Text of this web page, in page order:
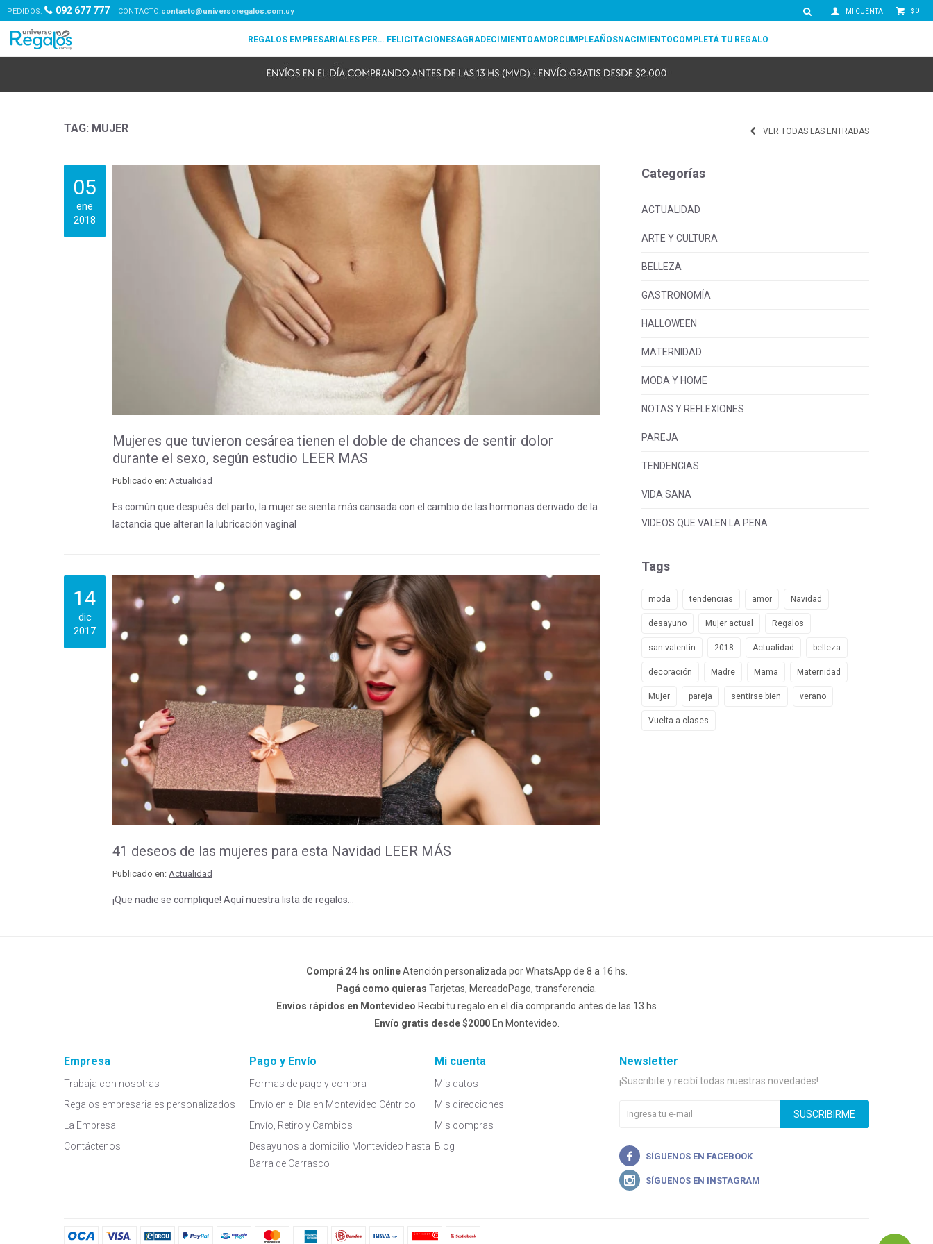
REGALOS EMPRESARIALES PERSONALIZADOS FELICITACIONESAGRADECIMIENTOAMORCUMPLEAÑOSNACIMIENTOCOMPLETÁ TU REGALO
$ 0
PEDIDOS: 092 677 777 contacto@universoregalos.com.uy
TAG: MUJER VER TODAS LAS ENTRADAS
Mujeres que tuvieron cesárea tienen el doble de chances de sentir dolor
durante el sexo, según estudio LEER MAS
05
ene
2018
Publicado en: Actualidad
Es común que después del parto, la mujer se sienta más cansada con el cambio de las hormonas derivado de la
lactancia que alteran la lubricación vaginal
41 deseos de las mujeres para esta Navidad LEER MÁS
14
dic
2017
Publicado en: Actualidad
¡Que nadie se complique! Aquí nuestra lista de regalos…
Categorías
ACTUALIDAD
ARTE Y CULTURA
BELLEZA
GASTRONOMÍA
HALLOWEEN
MATERNIDAD
MODA Y HOME
NOTAS Y REFLEXIONES
PAREJA
TENDENCIAS
VIDA SANA
VIDEOS QUE VALEN LA PENA
Tags
moda tendencias amor Navidad
desayuno Mujer actual Regalos
san valentin 2018 Actualidad belleza
decoración Madre Mama Maternidad
Mujer pareja sentirse bien verano
Vuelta a clases
Comprá 24 hs onlineAtención personalizada por WhatsApp de 8 a 16 hs.
Pagá como quieras Tarjetas, MercadoPago, transferencia.
Envíos rápidos en Montevideo Recibí tu regalo en el día comprando antes de las 13 hs
Envío gratis desde $2000En Montevideo.
Empresa
Trabaja con nosotras
Regalos empresariales personalizados
La Empresa
Contáctenos
Pago y Envío
Formas de pago y compra
Envío en el Día en Montevideo Céntrico
Envío, Retiro y Cambios
Desayunos a domicilio Montevideo hasta
Barra de Carrasco
Mi cuenta
Mis datos
Mis direcciones
Mis compras
Blog
Newsletter
¡Suscribite y recibí todas nuestras novedades!
SUSCRIBIRME

